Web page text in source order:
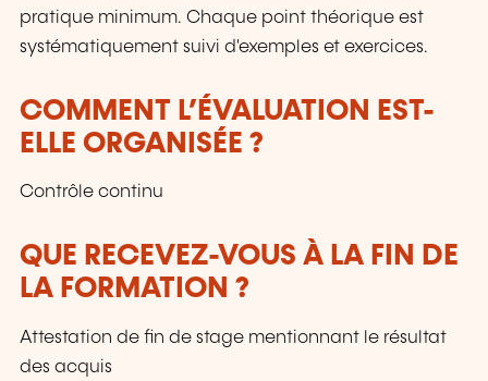
pratique minimum. Chaque point théorique est
systématiquement suivi d'exemples et exercices.
COMMENT L’ÉVALUATION EST-
ELLE ORGANISÉE ?
Contrôle continu
QUE RECEVEZ-VOUS À LA FIN DE
LA FORMATION ?
Attestation de fin de stage mentionnant le résultat
des acquis